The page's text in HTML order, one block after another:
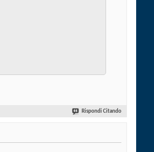
Rispondi Citando